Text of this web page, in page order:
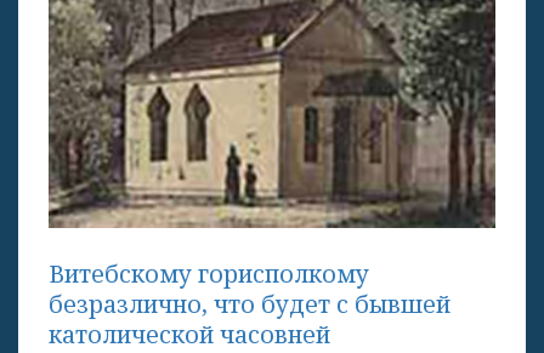
Витебскому горисполкому
безразлично, что будет с бывшей
католической часовней